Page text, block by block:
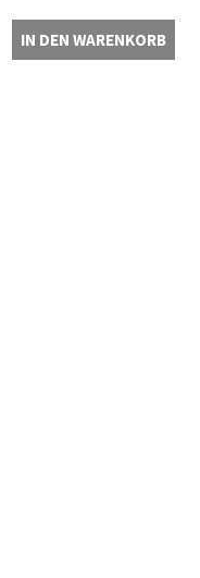
IN DEN WARENKORB